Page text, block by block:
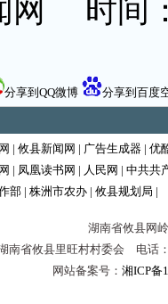
网 时
分享到QQ微博 分享到百度
| 攸县新闻网 | 广告生成器 | 优
| 凤凰读书网 | 人民网 | 中共共
部 | 株洲市农办 | 攸县规划局 |
湖南省攸县网
南省攸县里旺村村委会 电
网站备案号： 湘ICP备